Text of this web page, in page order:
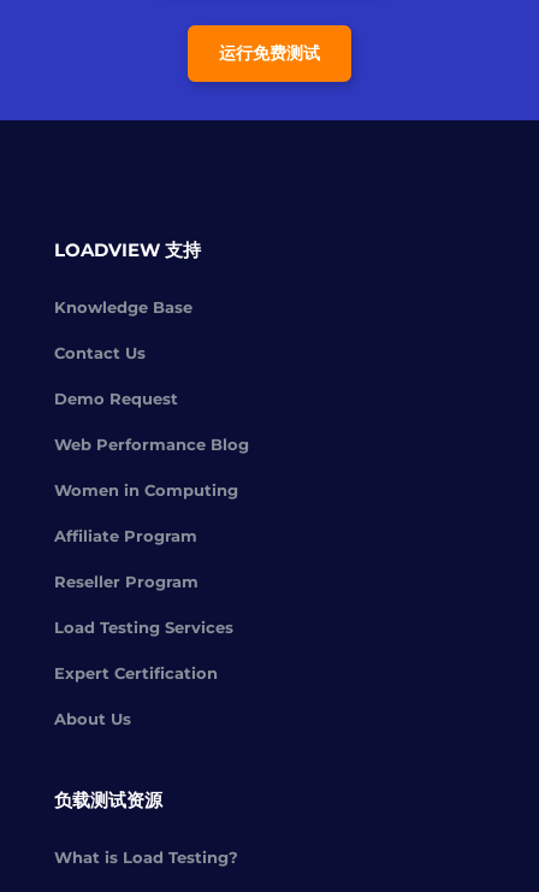
运行免费测试
LOADVIEW 支持
Knowledge Base
Contact Us
Demo Request
Web Performance Blog
Women in Computing
Affiliate Program
Reseller Program
Load Testing Services
Expert Certification
About Us
负载测试资源
What is Load Testing?